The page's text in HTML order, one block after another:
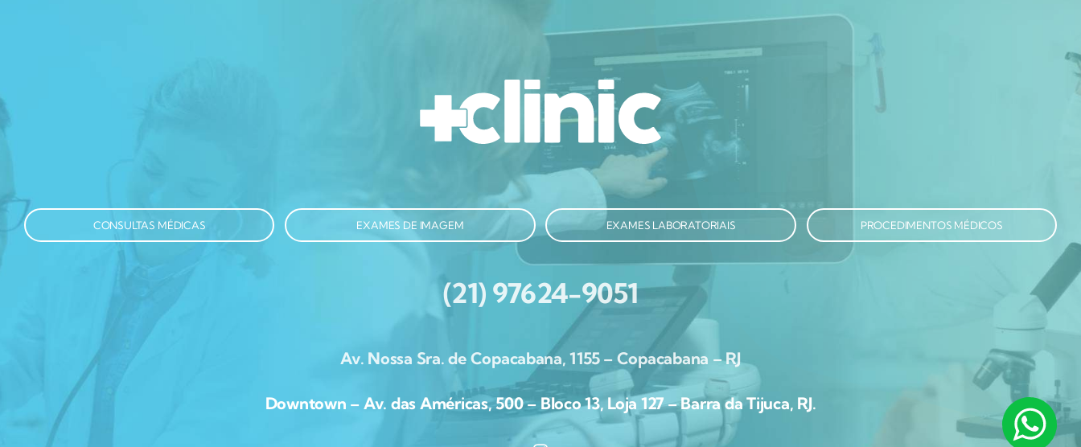
CONSULTAS MÉDICAS EXAMES DE IMAGEM EXAMES LABORATORIAIS PROCEDIMENTOS MÉDICOS
(21) 97624-9051
Av. Nossa Sra. de Copacabana, 1155 – Copacabana – RJ
Downtown – Av. das Américas, 500 – Bloco 13, Loja 127 – Barra da Tijuca, RJ.